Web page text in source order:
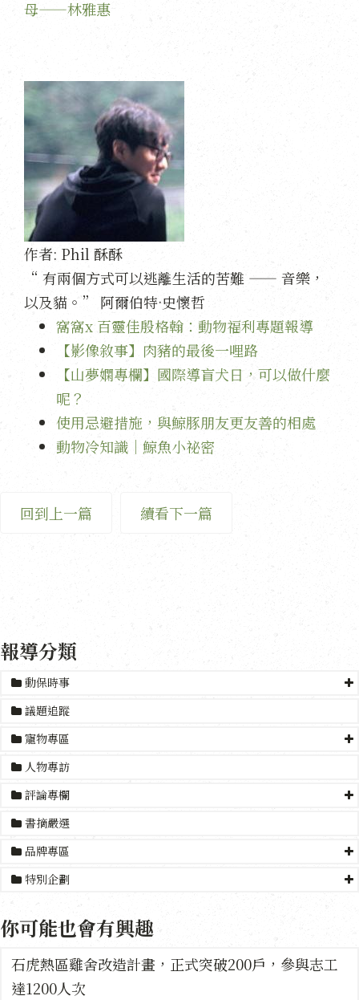
母——林雅惠
作者: Phil 酥酥
“ 有兩個方式可以逃離生活的苦難 —— 音樂，
以及貓。” 阿爾伯特·史懷哲
窩窩x 百靈佳殷格翰：動物福利專題報導
【影像敘事】肉豬的最後一哩路
【山夢嫻專欄】國際導盲犬日，可以做什麼
呢？
使用忌避措施，與鯨豚朋友更友善的相處
動物冷知識｜鯨魚小祕密
回到上一篇 續看下一篇
報導分類
動保時事
議題追蹤
寵物專區
人物專訪
評論專欄
書摘嚴選
品牌專區
特別企劃
你可能也會有興趣
石虎熱區雞舍改造計畫，正式突破200戶，參與志工
達1200人次